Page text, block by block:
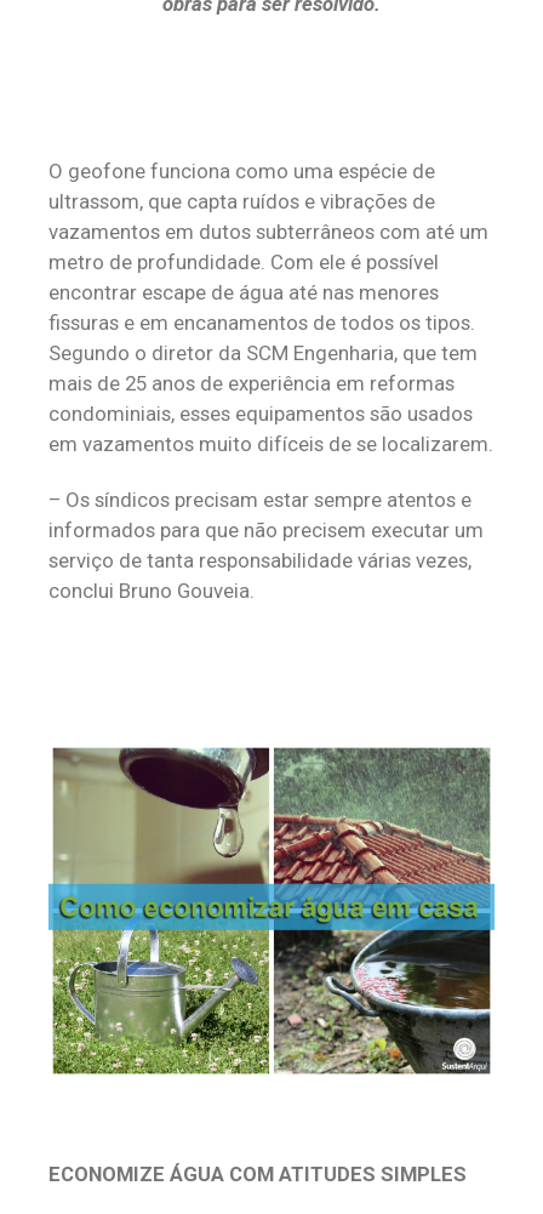
O geofone funciona como uma espécie de
ultrassom, que capta ruídos e vibrações de
vazamentos em dutos subterrâneos com até um
metro de profundidade. Com ele é possível
encontrar escape de água até nas menores
fissuras e em encanamentos de todos os tipos.
Segundo o diretor da SCM Engenharia, que tem
mais de 25 anos de experiência em reformas
condominiais, esses equipamentos são usados
em vazamentos muito difíceis de se localizarem.
– Os síndicos precisam estar sempre atentos e
informados para que não precisem executar um
serviço de tanta responsabilidade várias vezes,
conclui Bruno Gouveia.
ECONOMIZE ÁGUA COM ATITUDES SIMPLES